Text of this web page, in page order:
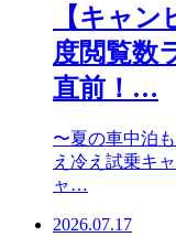
【キャ
度閲覧数
直前！…
〜夏の車中泊
え冷え試乗キ
ャ…
2026.07.17